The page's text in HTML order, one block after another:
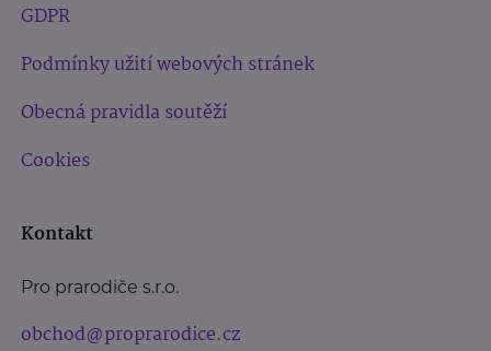
GDPR
Podmínky užití webových stránek
Obecná pravidla soutěží
Cookies
Kontakt
Pro prarodiče s.r.o.
obchod@proprarodice.cz